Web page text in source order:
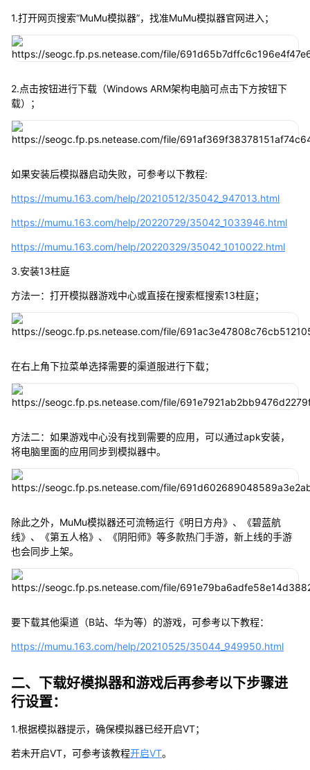
1.打开网页搜索“MuMu模拟器”，找准MuMu模拟器官网进入；
2.点击按钮进行下载（Windows ARM架构电脑可点击下方按钮下
载）；
如果安装后模拟器启动失败，可参考以下教程:
https://mumu.163.com/help/20210512/35042_947013.html
https://mumu.163.com/help/20220729/35042_1033946.html
https://mumu.163.com/help/20220329/35042_1010022.html
3.安装13柱庭
方法一：打开模拟器游戏中心或直接在搜索框搜索13柱庭；
在右上角下拉菜单选择需要的渠道服进行下载；
方法二：如果游戏中心没有找到需要的应用，可以通过apk安装，
将电脑里面的应用同步到模拟器中。
除此之外，MuMu模拟器还可流畅运行《明日方舟》、《碧蓝航
线》、《第五人格》、《阴阳师》等多款热门手游，新上线的手游
也会同步上架。
要下载其他渠道（B站、华为等）的游戏，可参考以下教程：
https://mumu.163.com/help/20210525/35044_949950.html
二、下载好模拟器和游戏后再参考以下步骤进
行设置：
1.根据模拟器提示，确保模拟器已经开启VT；
若未开启VT，可参考该教程开启VT。